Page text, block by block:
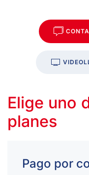
Elige uno
planes
Pago por